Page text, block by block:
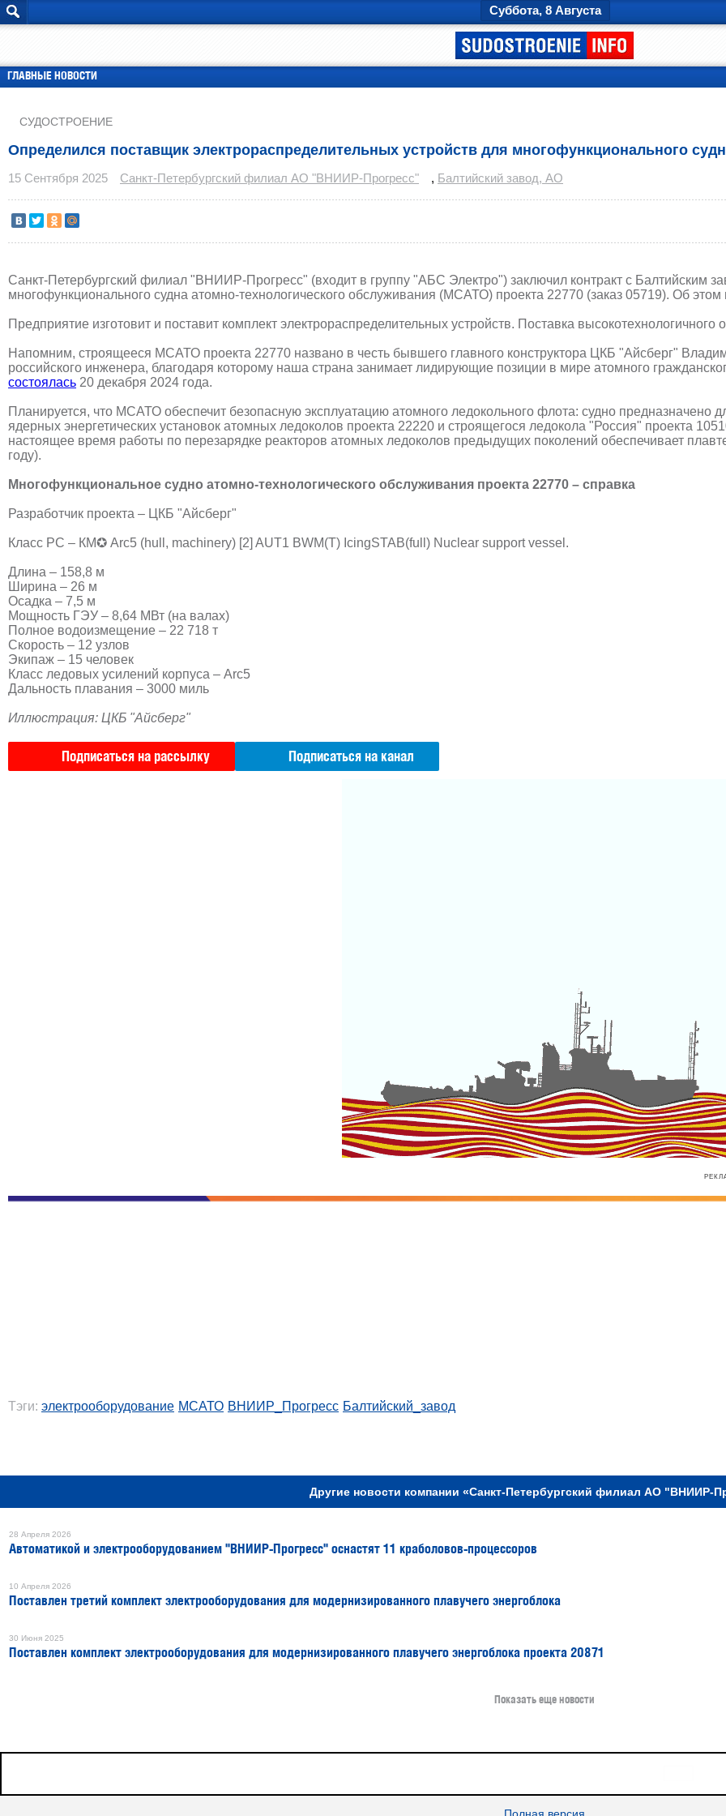
Суббота, 8 Августа
ГЛАВНЫЕ НОВОСТИ
СУДОСТРОЕНИЕ
Определился поставщик электрораспределительных устройств для многофункционального
15 Сентября 2025 Санкт-Петербургский филиал АО "ВНИИР-Прогресс" , Балтийский завод, АО
Санкт-Петербургский филиал "ВНИИР-Прогресс" (входит в группу "АБС Электро") заключил контракт с Балтийским
многофункционального судна атомно-технологического обслуживания (МСАТО) проекта 22770 (заказ 05719). Об
Предприятие изготовит и поставит комплект электрораспределительных устройств. Поставка
Напомним, строящееся МСАТО проекта 22770 названо в честь бывшего главного конструктора ЦКБ "Айсберг"
российского инженера, благодаря которому наша страна занимает лидирующие позиции в мире атомного
состоялась 20 декабря 2024 года.
Планируется, что МСАТО обеспечит безопасную эксплуатацию атомного ледокольного флота: судно предназначено
ядерных энергетических установок атомных ледоколов проекта 22220 и строящегося ледокола "Россия" проекта
настоящее время работы по перезарядке реакторов атомных ледоколов предыдущих поколений обеспечивает
году).
Многофункциональное судно атомно-технологического обслуживания проекта 22770 – справка
Разработчик проекта – ЦКБ "Айсберг"
Класс РС – КМ✪ Arc5 (hull, machinery) [2] AUT1 BWM(T) IcingSTAB(full) Nuclear support vessel.
Длина – 158,8 м
Ширина – 26 м
Осадка – 7,5 м
Мощность ГЭУ – 8,64 МВт (на валах)
Полное водоизмещение – 22 718 т
Скорость – 12 узлов
Экипаж – 15 человек
Класс ледовых усилений корпуса – Arc5
Дальность плавания – 3000 миль
Иллюстрация: ЦКБ "Айсберг"
Подписаться на рассылку Подписаться на канал
Тэги: электрооборудование МСАТО ВНИИР_Прогресс Балтийский_завод
Другие новости компании «Санкт-Петербургский филиал АО "ВНИИР-
28 Апреля 2026
Автоматикой и электрооборудованием "ВНИИР-Прогресс" оснастят 11 краболовов-процессоров
10 Апреля 2026
Поставлен третий комплект электрооборудования для модернизированного плавучего энергоблока
30 Июня 2025
Поставлен комплект электрооборудования для модернизированного плавучего энергоблока проекта 20871
Показать еще новости